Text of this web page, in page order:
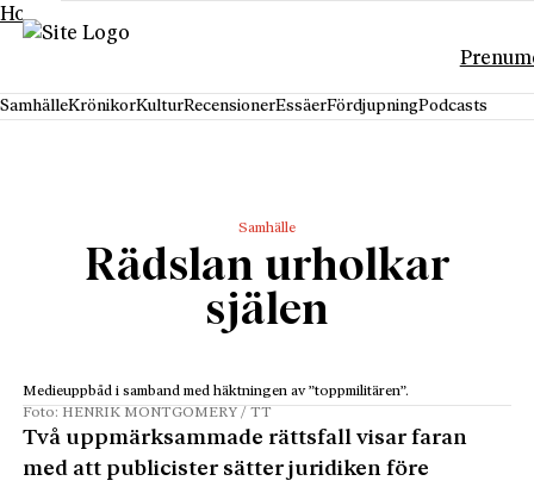
Hoppa till innehåll
SamhälleKrönikorKulturRecensionerEssäerFördjupningPodcasts
Samhälle
Rädslan urholkar
själen
Medieuppbåd i samband med häktningen av ”toppmilitären”.
Foto: HENRIK MONTGOMERY / TT
Två uppmärksammade rättsfall visar faran
med att publicister sätter juridiken före